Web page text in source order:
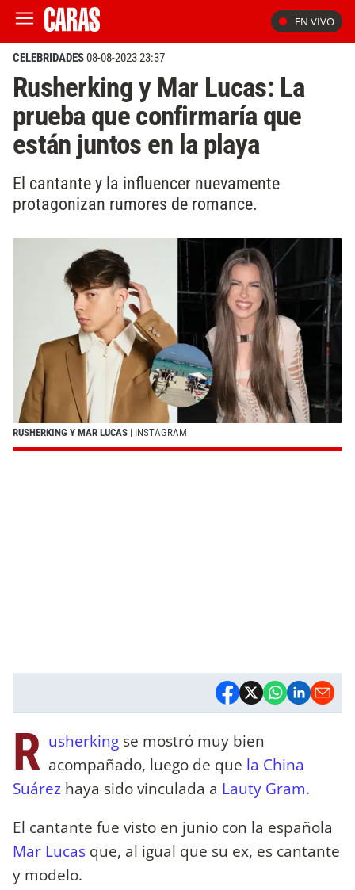
EN VIVO
CELEBRIDADES08-08-2023 23:37
Rusherking y Mar Lucas: La
prueba que confirmaría que
están juntos en la playa
El cantante y la influencer nuevamente
protagonizan rumores de romance.
RUSHERKING Y MAR LUCAS | INSTAGRAM
R usherking se mostró muy bien
acompañado, luego de que la China
Suárez haya sido vinculada a Lauty Gram.
El cantante fue visto en junio con la española
Mar Lucas que, al igual que su ex, es cantante
y modelo.